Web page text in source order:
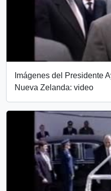
Imágenes del Presidente
Nueva Zelanda: video